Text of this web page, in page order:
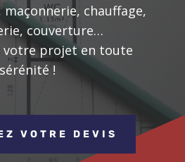
chauffage,
couverture…
votre projet en toute
sérénité !
VOTRE DEVIS